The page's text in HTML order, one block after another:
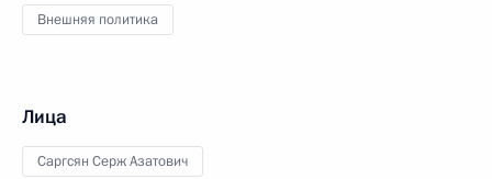
Внешняя политика
Лица
Саргсян Серж Азатович